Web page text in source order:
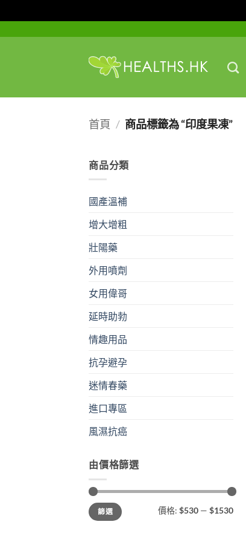
首頁 / 商品標籤為 “印度果凍”
商品分類
國產溫補
增大增粗
壯陽藥
外用噴劑
女用偉哥
延時助勃
情趣用品
抗孕避孕
迷情春藥
進口專區
風濕抗癌
由價格篩選
最
低
價
最
高
價
篩選 價格: $530 — $1530